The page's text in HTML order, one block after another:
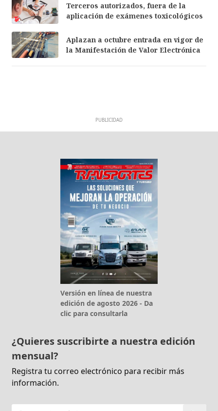
Terceros autorizados, fuera de la
aplicación de exámenes toxicológicos
Aplazan a octubre entrada en vigor de
la Manifestación de Valor Electrónica
PUBLICIDAD
Versión en línea de nuestra
edición de agosto 2026 - Da
clic para consultarla
¿Quieres suscribirte a nuestra edición
mensual?
Registra tu correo electrónico para recibir más
información.